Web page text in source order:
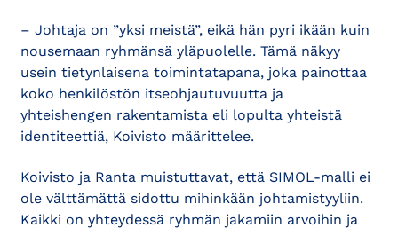
– Johtaja on ”yksi meistä”, eikä hän pyri ikään kuin
nousemaan ryhmänsä yläpuolelle. Tämä näkyy
usein tietynlaisena toimintatapana, joka painottaa
koko henkilöstön itseohjautuvuutta ja
yhteishengen rakentamista eli lopulta yhteistä
identiteettiä, Koivisto määrittelee.
Koivisto ja Ranta muistuttavat, että SIMOL-malli ei
ole välttämättä sidottu mihinkään johtamistyyliin.
Kaikki on yhteydessä ryhmän jakamiin arvoihin ja